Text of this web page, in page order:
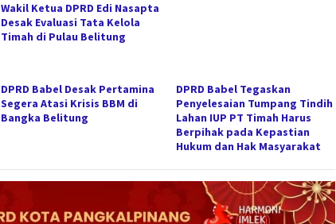
Wakil Ketua DPRD Edi Nasapta
Desak Evaluasi Tata Kelola
Timah di Pulau Belitung
DPRD Babel Desak Pertamina
Segera Atasi Krisis BBM di
Bangka Belitung
DPRD Babel Tegaskan
Penyelesaian Tumpang Tindih
Lahan IUP PT Timah Harus
Berpihak pada Kepastian
Hukum dan Hak Masyarakat